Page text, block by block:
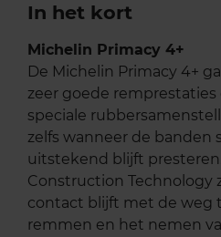
In het kort
Michelin Primacy 4+
De Michelin Primacy 4+
zeer goede
speciale
zelfs wanneer de banden
uitstekend blijft
Construction Technology
contact blijft met de weg
remmen en het nemen